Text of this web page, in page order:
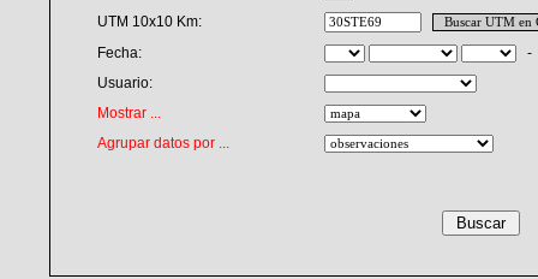
UTM 10x10 Km:
Fecha:
Usuario:
Mostrar ...
Agrupar datos por ...